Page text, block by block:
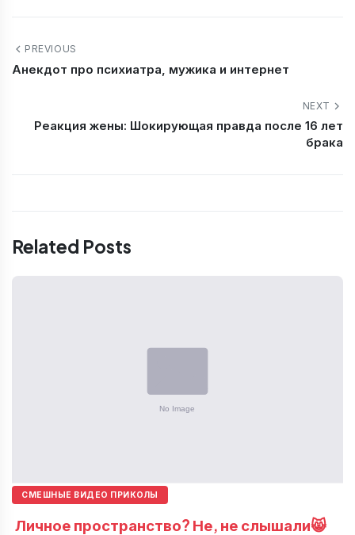
PREVIOUS
Анекдот про психиатра, мужика и интернет
NEXT
Реакция жены: Шокирующая правда после 16 лет
брака
Related Posts
СМЕШНЫЕ ВИДЕО ПРИКОЛЫ
Личное пространство? Не, не слышали😸